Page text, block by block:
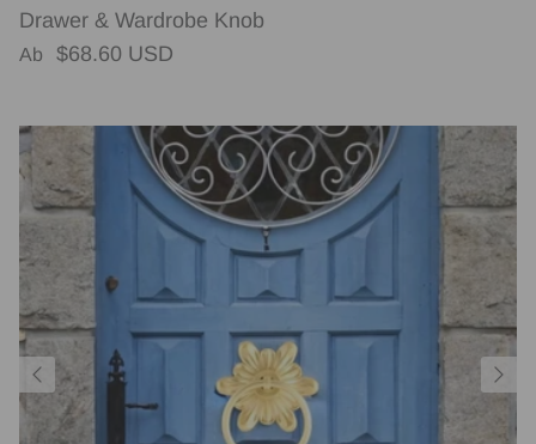
Drawer & Wardrobe Knob
Normaler Preis
Ab $68.60 USD